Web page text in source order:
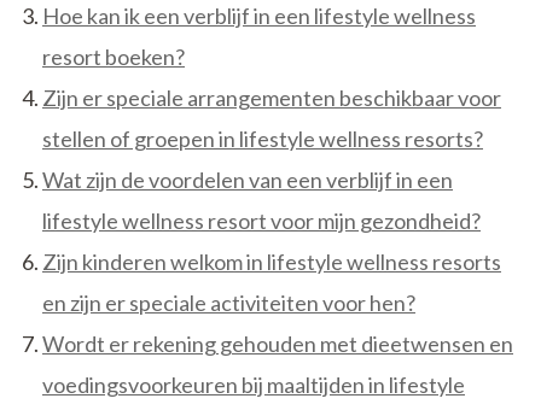
Hoe kan ik een verblijf in een lifestyle wellness
resort boeken?
Zijn er speciale arrangementen beschikbaar voor
stellen of groepen in lifestyle wellness resorts?
Wat zijn de voordelen van een verblijf in een
lifestyle wellness resort voor mijn gezondheid?
Zijn kinderen welkom in lifestyle wellness resorts
en zijn er speciale activiteiten voor hen?
Wordt er rekening gehouden met dieetwensen en
voedingsvoorkeuren bij maaltijden in lifestyle